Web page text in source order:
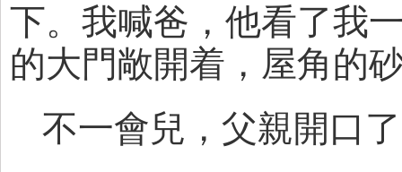
下。我喊爸，他看了我
的大門敞開着，屋角的
不一會兒，父親開口